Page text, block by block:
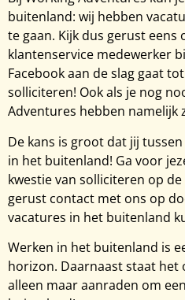
buitenland: wij hebben
te gaan. Kijk dus gerust
klantenservice medewerker
Facebook aan de slag gaat
solliciteren! Ook als je nog
Adventures hebben namelijk
De kans is groot dat jij
in het buitenland! Ga voor
kwestie van solliciteren op
gerust contact met ons op
vacatures in het buitenland
Werken in het buitenland is
horizon. Daarnaast staat het
alleen maar aanraden om